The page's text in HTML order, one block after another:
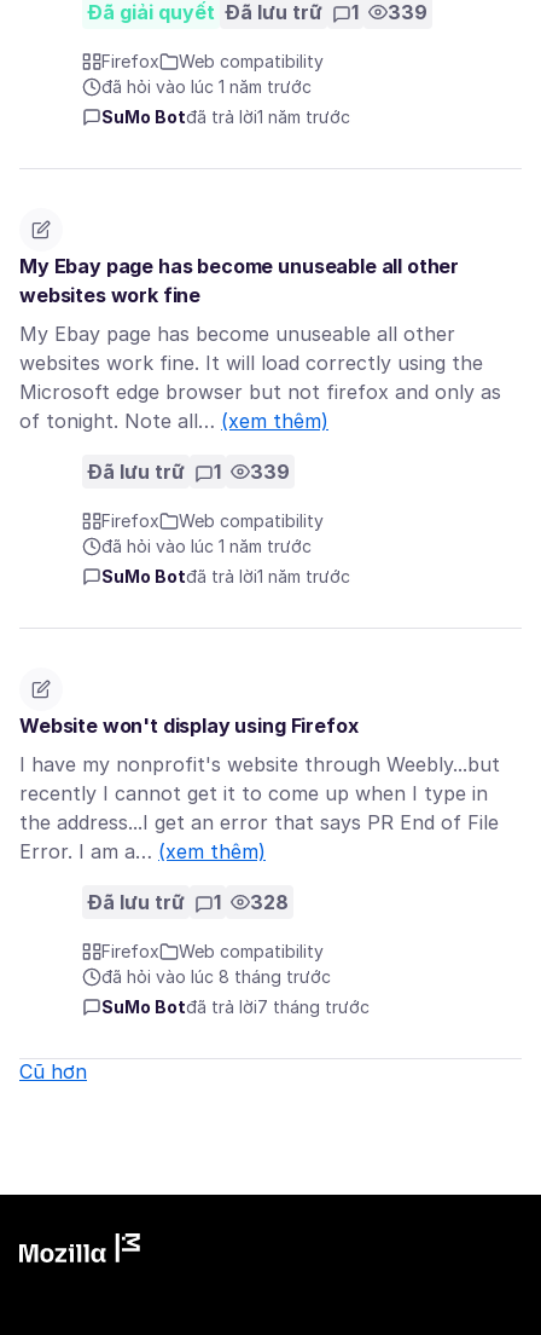
Đã giải quyết Đã lưu trữ 1 339
Firefox
Web compatibility
đã hỏi vào lúc 1 năm trước
SuMo Botđã trả lời1 năm trước
My Ebay page has become unuseable all other
websites work fine
My Ebay page has become unuseable all other
websites work fine. It will load correctly using the
Microsoft edge browser but not firefox and only as
of tonight. Note all… (xem thêm)
Đã lưu trữ 1 339
Firefox
Web compatibility
đã hỏi vào lúc 1 năm trước
SuMo Botđã trả lời1 năm trước
Website won't display using Firefox
I have my nonprofit's website through Weebly...but
recently I cannot get it to come up when I type in
the address...I get an error that says PR End of File
Error. I am a… (xem thêm)
Đã lưu trữ 1 328
Firefox
Web compatibility
đã hỏi vào lúc 8 tháng trước
SuMo Botđã trả lời7 tháng trước
Cũ hơn